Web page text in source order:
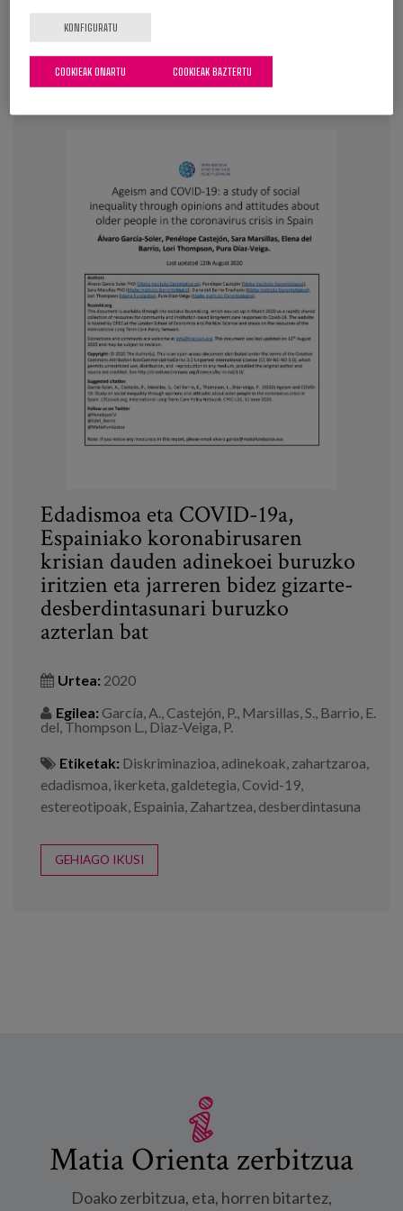
Edadismoa eta COVID-19a,
Espainiako koronabirusaren
krisian dauden adinekoei buruzko
iritzien eta jarreren bidez gizarte-
desberdintasunari buruzko
azterlan bat
Urtea: 2020
Egilea: García, A., Castejón, P., Marsillas, S., Barrio, E.
del, Thompson L., Diaz-Veiga, P.
Etiketak: Diskriminazioa, adinekoak, zahartzaroa,
edadismoa, ikerketa, galdetegia, Covid-19,
estereotipoak, Espainia, Zahartzea, desberdintasuna
GEHIAGO IKUSI
Matia Orienta zerbitzua
Doako zerbitzua, eta, horren bitartez,
KONFIGURATU
COOKIEAK BAZTERTU
COOKIEAK ONARTU